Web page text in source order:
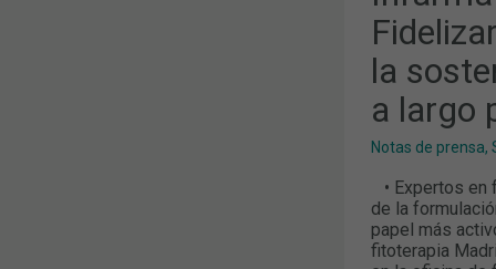
la
a largo
Notas de prensa,
• Expertos en
de la
papel más
fitoterapia
DE
LA
A
LARGO
PLAZO